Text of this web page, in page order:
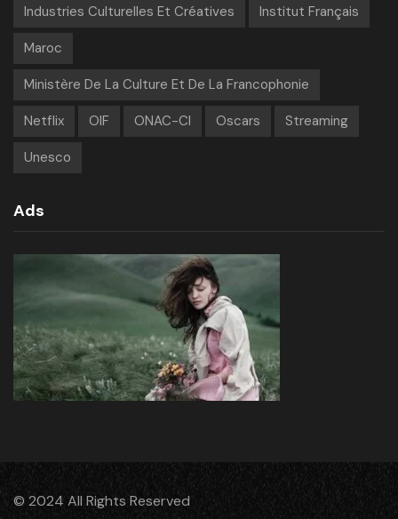
Industries Culturelles Et Créatives Institut Français
Maroc
Ministère De La Culture Et De La Francophonie
Netflix OIF ONAC-CI Oscars Streaming
Unesco
Ads
© 2024 All Rights Reserved